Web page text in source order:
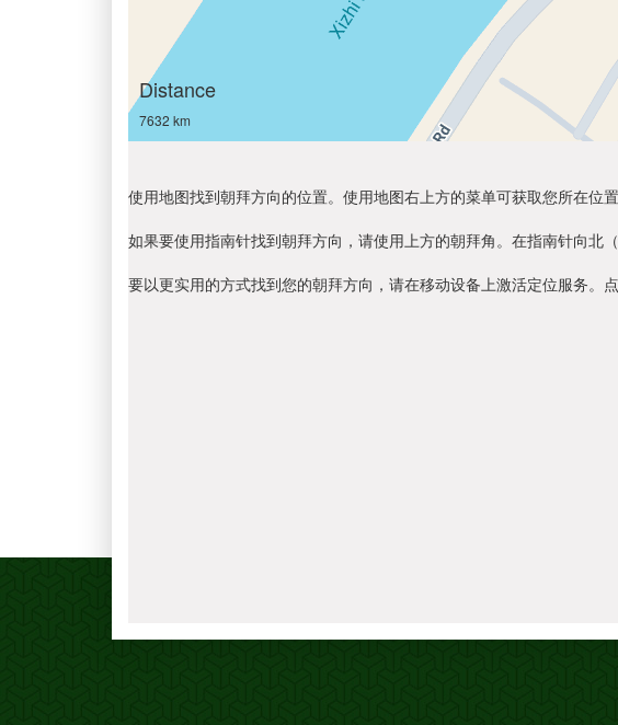
Distance
7632 km
使用地图找到朝拜方向的位置。使用地图右上方的菜单可获取您所在位
如果要使用指南针找到朝拜方向，请使用上方的朝拜角。在指南针向北
要以更实用的方式找到您的朝拜方向，请在移动设备上激活定位服务。